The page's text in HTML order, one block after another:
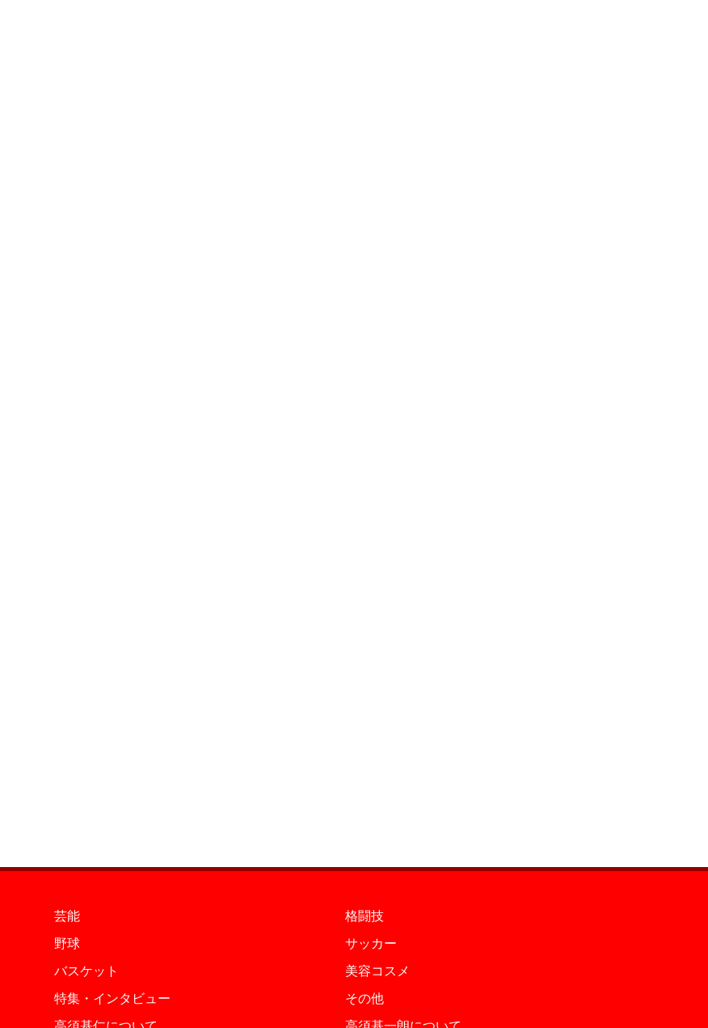
芸能
格闘技
野球
サッカー
バスケット
美容コスメ
特集・インタビュー
その他